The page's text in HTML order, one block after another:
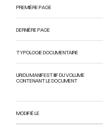
PREMIÈRE PAGE
DERNIÈRE PAGE
TYPOLOGIE DOCUMENTAIRE
URI DU MANIFEST IIIF DU VOLUME
CONTENANT LE DOCUMENT
MODIFIÉ LE